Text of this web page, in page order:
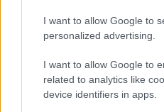
I want to allow Google to
personalized advertising.
I want to allow Google to
related to analytics like
device identifiers in apps.
κόσμο λίγους μήνες πριν
ΟΛΕΣ ΟΙ ΕΙΔΗΣΕΙΣ
Adidas εναντίον Puma: Η
άλλαξε για πάντα την